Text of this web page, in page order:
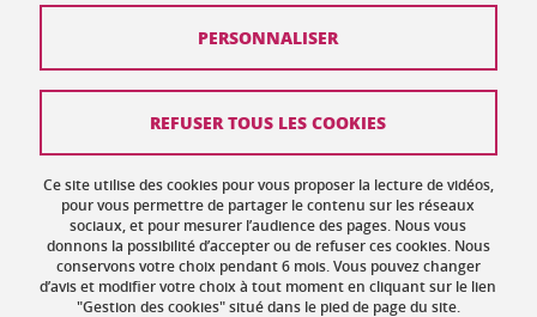
Contact
Mentions légales
Données personnelles : politique de confidentialité
Gestion des cookies
Accessibilité : non conforme
Ce site utilise des cookies pour vous proposer la lecture de vidéos,
pour vous permettre de partager le contenu sur les réseaux
sociaux, et pour mesurer l’audience des pages. Nous vous
donnons la possibilité d’accepter ou de refuser ces cookies. Nous
conservons votre choix pendant 6 mois. Vous pouvez changer
d’avis et modifier votre choix à tout moment en cliquant sur le lien
"Gestion des cookies" situé dans le pied de page du site.
REFUSER TOUS LES COOKIES
PERSONNALISER